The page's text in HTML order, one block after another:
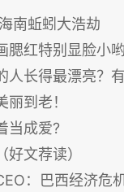
南蚯蚓大浩劫
腮红特别显脸小
人长得最漂亮？
丽到老！
当成爱?
文荐读）
：巴西经济危机给